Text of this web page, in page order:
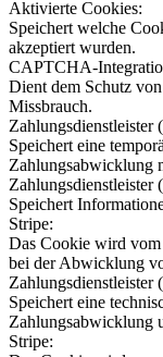
Aktivierte Cookies:
Speichert welche
akzeptiert wurden.
CAPTCHA-
Dient dem Schutz
Missbrauch.
Zahlungsdienstleister
Speichert eine
Zahlungsabwicklung
Zahlungsdienstleister
Speichert
Stripe:
Das Cookie wird vom
bei der Abwicklung
Zahlungsdienstleister
Speichert eine
Zahlungsabwicklung
Stripe: